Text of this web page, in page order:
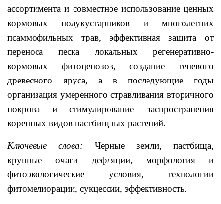
ассортимента и совместное использование ценных
кормовых полукустарников и многолетних
псаммофильных трав, эффективная защита от
переноса песка локальных регенеративно-
кормовых фитоценозов, создание теневого
древесного яруса, а в последующие годы
организация умеренного стравливания вторичного
покрова и стимулирование распространения
коренных видов пастбищных растений.
Ключевые слова: Черные земли, пастбища,
крупные очаги дефляции, морфология и
фитоэкологические условия, технологии
фитомелиорации, сукцессии, эффективность.